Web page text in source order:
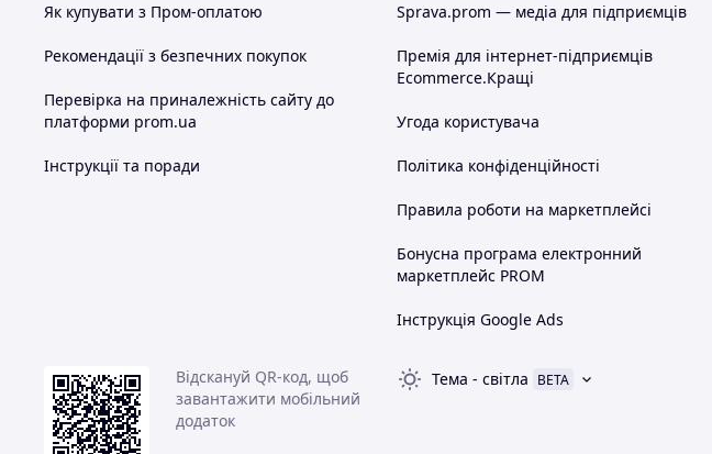
Як купувати з Пром-оплатою
Рекомендації з безпечних покупок
Перевірка на приналежність сайту до
платформи prom.ua
Інструкції та поради
Sprava.prom — медіа для підприємців
Премія для інтернет-підприємців
Ecommerce.Кращі
Угода користувача
Політика конфіденційності
Правила роботи на маркетплейсі
Бонусна програма електронний
маркетплейс PROM
Інструкція Google Ads
Відскануй QR-код, щоб
завантажити мобільний
додаток
Тема - світла BETA